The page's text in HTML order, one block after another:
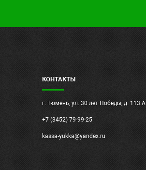
КОНТАКТЫ
г. Тюмень, ул. 30 лет Победы, д. 113 А
+7 (3452) 79-99-25
kassa-yukka@yandex.ru